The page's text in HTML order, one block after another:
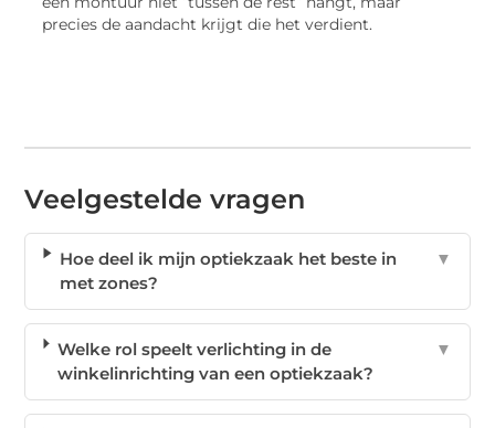
precies de aandacht krijgt die het verdient.
Veelgestelde vragen
Hoe deel ik mijn optiekzaak het beste in
met zones?
▼
Welke rol speelt verlichting in de
winkelinrichting van een optiekzaak?
▼